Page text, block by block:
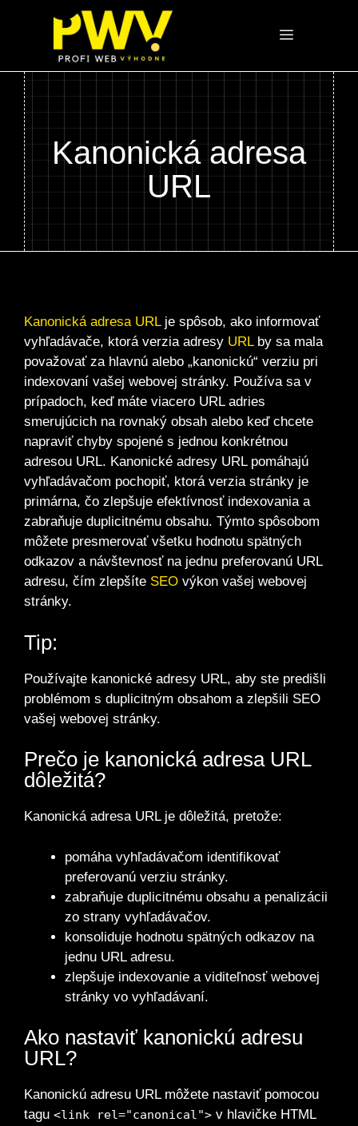
Menu
Kanonická adresa
URL
Kanonická adresa URLje spôsob, ako informovať
vyhľadávače, ktorá verzia adresy URLby sa mala
považovať za hlavnú alebo „kanonickú“ verziu pri
indexovaní vašej webovej stránky. Používa sa v
prípadoch, keď máte viacero URL adries
smerujúcich na rovnaký obsah alebo keď chcete
napraviť chyby spojené s jednou konkrétnou
adresou URL. Kanonické adresy URL pomáhajú
vyhľadávačom pochopiť, ktorá verzia stránky je
primárna, čo zlepšuje efektívnosť indexovania a
zabraňuje duplicitnému obsahu. Týmto spôsobom
môžete presmerovať všetku hodnotu spätných
odkazov a návštevnosť na jednu preferovanú URL
adresu, čím zlepšíte SEO výkon vašej webovej
stránky.
Tip:
Používajte kanonické adresy URL, aby ste predišli
problémom s duplicitným obsahom a zlepšili SEO
vašej webovej stránky.
Prečo je kanonická adresa URL
dôležitá?
Kanonická adresa URL je dôležitá, pretože:
pomáha vyhľadávačom identifikovať
preferovanú verziu stránky.
zabraňuje duplicitnému obsahu a penalizácii
zo strany vyhľadávačov.
konsoliduje hodnotu spätných odkazov na
jednu URL adresu.
zlepšuje indexovanie a viditeľnosť webovej
stránky vo vyhľadávaní.
Ako nastaviť kanonickú adresu
URL?
Kanonickú adresu URL môžete nastaviť pomocou
tagu <link rel="canonical"> v hlavičke HTML